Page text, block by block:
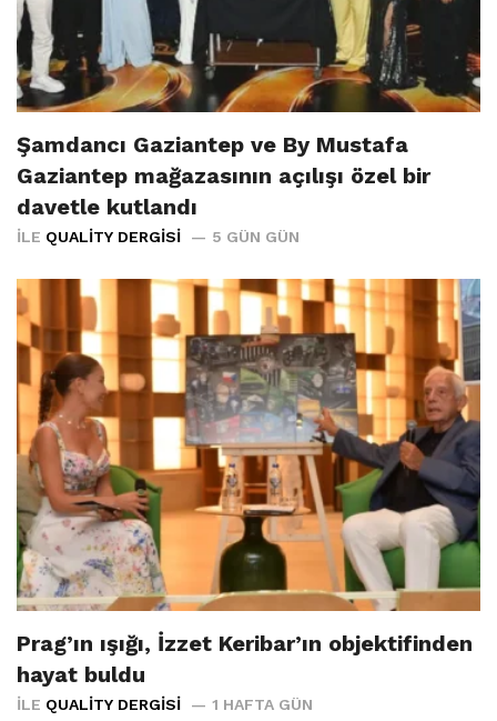
Şamdancı Gaziantep ve By Mustafa
Gaziantep mağazasının açılışı özel bir
davetle kutlandı
İLE QUALITY DERGISI 5 GÜN GÜN
Prag’ın ışığı, İzzet Keribar’ın objektifinden
hayat buldu
İLE QUALITY DERGISI 1 HAFTA GÜN